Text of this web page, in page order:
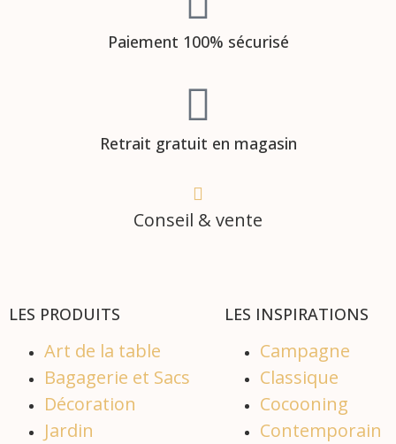
Paiement 100% sécurisé
Retrait gratuit en magasin
Conseil & vente
LES PRODUITS
Art de la table
Bagagerie et Sacs
Décoration
Jardin
LES INSPIRATIONS
Campagne
Classique
Cocooning
Contemporain